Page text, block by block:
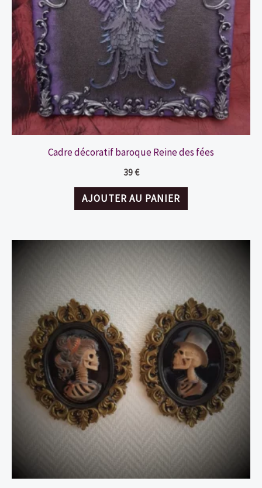
Cadre décoratif baroque Reine des fées
39€
AJOUTER AU PANIER